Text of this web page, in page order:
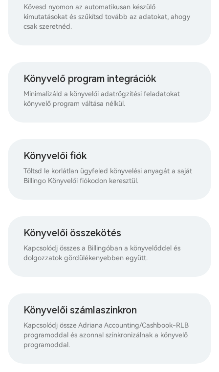
Kövesd nyomon az automatikusan készülő
kimutatásokat és szűkítsd tovább az adatokat, ahogy
csak szeretnéd.
Könyvelő program integrációk
Minimalizáld a könyvelői adatrögzítési feladatokat
könyvelő program váltása nélkül.
Könyvelői fiók
Töltsd le korlátlan ügyfeled könyvelési anyagát a saját
Billingo Könyvelői fiókodon keresztül.
Könyvelői összekötés
Kapcsolódj összes a Billingóban a könyvelőddel és
dolgozzatok gördülékenyebben együtt.
Könyvelői számlaszinkron
Kapcsolódj össze Adriana Accounting/Cashbook-RLB
programoddal és azonnal szinkronizálnak a könyvelő
programoddal.